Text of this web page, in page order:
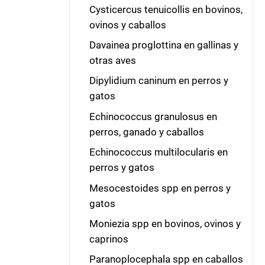
Cysticercus tenuicollis en bovinos,
ovinos y caballos
Davainea proglottina en gallinas y
otras aves
Dipylidium caninum en perros y
gatos
Echinococcus granulosus en
perros, ganado y caballos
Echinococcus multilocularis en
perros y gatos
Mesocestoides spp en perros y
gatos
Moniezia spp en bovinos, ovinos y
caprinos
Paranoplocephala spp en caballos